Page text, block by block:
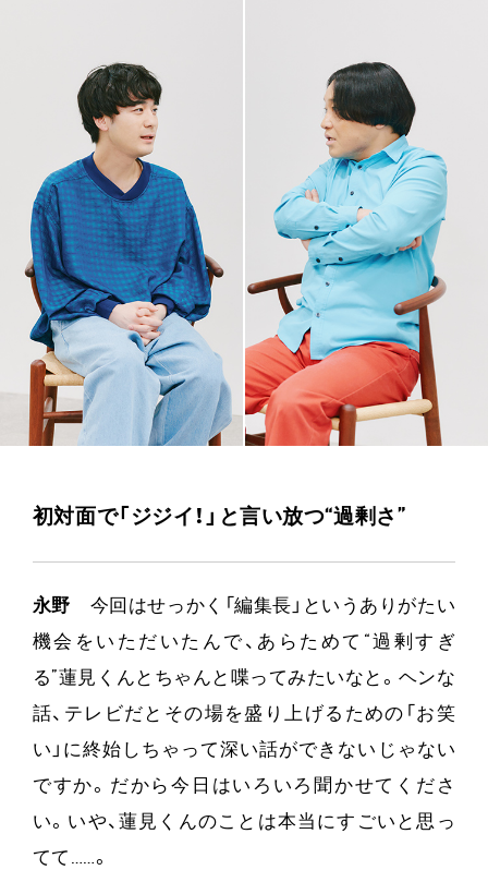
初対面で「ジジイ！」と言い放つ“過剰さ”
永野 今回はせっかく「編集長」というありがたい
機会をいただいたんで、あらためて“過剰すぎ
る”蓮見くんとちゃんと喋ってみたいなと。ヘンな
話、テレビだとその場を盛り上げるための「お笑
い」に終始しちゃって深い話ができないじゃない
ですか。だから今日はいろいろ聞かせてくださ
い。いや、蓮見くんのことは本当にすごいと思っ
てて……。